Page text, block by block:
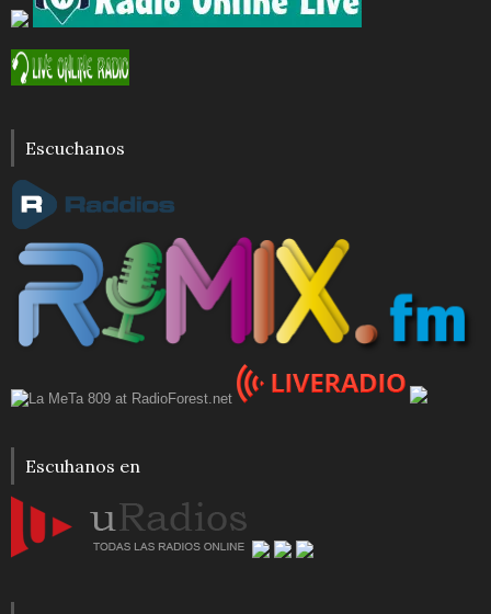
Escuchanos
Escuhanos en